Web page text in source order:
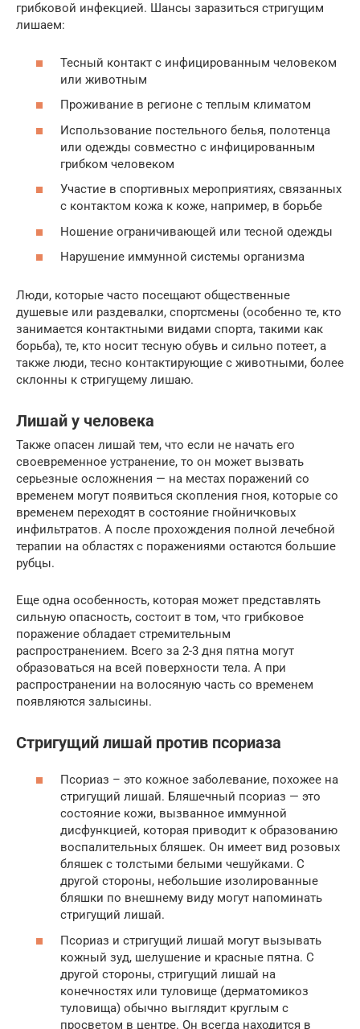
грибковой инфекцией. Шансы заразиться стригущим
лишаем:
Тесный контакт с инфицированным человеком
или животным
Проживание в регионе с теплым климатом
Использование постельного белья, полотенца
или одежды совместно с инфицированным
грибком человеком
Участие в спортивных мероприятиях, связанных
с контактом кожа к коже, например, в борьбе
Ношение ограничивающей или тесной одежды
Нарушение иммунной системы организма
Люди, которые часто посещают общественные
душевые или раздевалки, спортсмены (особенно те, кто
занимается контактными видами спорта, такими как
борьба), те, кто носит тесную обувь и сильно потеет, а
также люди, тесно контактирующие с животными, более
склонны к стригущему лишаю.
Лишай у человека
Также опасен лишай тем, что если не начать его
своевременное устранение, то он может вызвать
серьезные осложнения — на местах поражений со
временем могут появиться скопления гноя, которые со
временем переходят в состояние гнойничковых
инфильтратов. А после прохождения полной лечебной
терапии на областях с поражениями остаются большие
рубцы.
Еще одна особенность, которая может представлять
сильную опасность, состоит в том, что грибковое
поражение обладает стремительным
распространением. Всего за 2-3 дня пятна могут
образоваться на всей поверхности тела. А при
распространении на волосяную часть со временем
появляются залысины.
Стригущий лишай против псориаза
Псориаз – это кожное заболевание, похожее на
стригущий лишай. Бляшечный псориаз — это
состояние кожи, вызванное иммунной
дисфункцией, которая приводит к образованию
воспалительных бляшек. Он имеет вид розовых
бляшек с толстыми белыми чешуйками. С
другой стороны, небольшие изолированные
бляшки по внешнему виду могут напоминать
стригущий лишай.
Псориаз и стригущий лишай могут вызывать
кожный зуд, шелушение и красные пятна. С
другой стороны, стригущий лишай на
конечностях или туловище (дерматомикоз
туловища) обычно выглядит круглым с
просветом в центре. Он всегда находится в